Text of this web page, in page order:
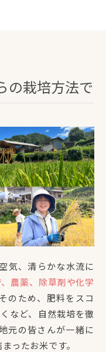
の栽培方法で
気、清らかな水流に
農薬、除草剤や化学
そのため、肥料をスコ
など、自然栽培を徹
元の皆さんが一緒に
ったお米です。